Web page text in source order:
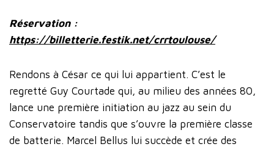
Réservation :
https://billetterie.festik.net/crrtoulouse/
Rendons à César ce qui lui appartient. C’est le
regretté Guy Courtade qui, au milieu des années 80,
lance une première initiation au jazz au sein du
Conservatoire tandis que s’ouvre la première classe
de batterie. Marcel Bellus lui succède et crée des